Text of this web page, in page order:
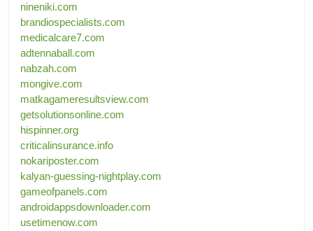
nineniki.com
brandiospecialists.com
medicalcare7.com
adtennaball.com
nabzah.com
mongive.com
matkagameresultsview.com
getsolutionsonline.com
hispinner.org
criticalinsurance.info
nokariposter.com
kalyan-guessing-nightplay.com
gameofpanels.com
androidappsdownloader.com
usetimenow.com